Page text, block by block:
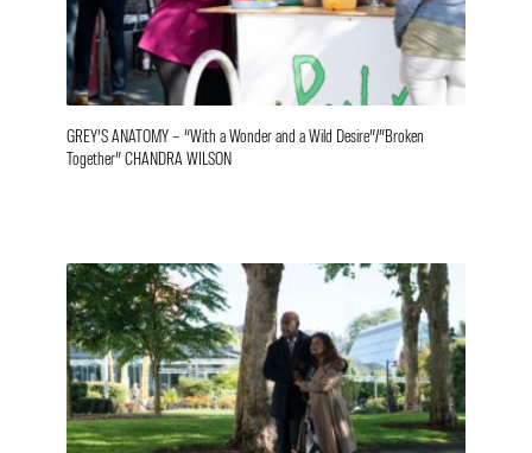
GREY’S ANATOMY – “With a Wonder and a Wild Desire”/”Broken
Together” CHANDRA WILSON